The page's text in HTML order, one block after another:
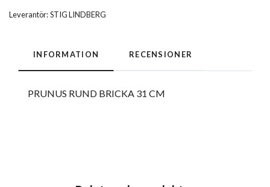
Leverantör:STIG LINDBERG
INFORMATION RECENSIONER
PRUNUS RUND BRICKA 31 CM